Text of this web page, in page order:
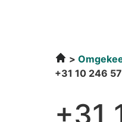
+31 10 246
+31